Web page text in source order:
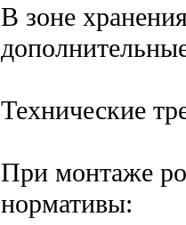
В зоне
Технические
При монтаже
нормативы: